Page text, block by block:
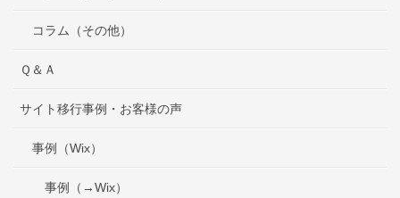
コラム（その他）
Ｑ＆Ａ
サイト移行事例・お客様の声
事例（Wix）
事例（→Wix）